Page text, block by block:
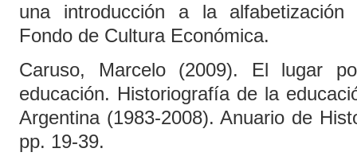
una introducción a la alfabetización
Fondo de Cultura Económica.
Caruso, Marcelo (2009). El lugar
educación. Historiografía de la
Argentina (1983-2008). Anuario de
pp. 19-39.